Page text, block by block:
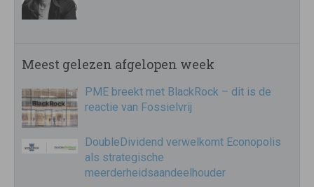
Meest gelezen afgelopen week
PME breekt met BlackRock – dit is de
reactie van Fossielvrij
DoubleDividend verwelkomt Econopolis
als strategische
meerderheidsaandeelhouder